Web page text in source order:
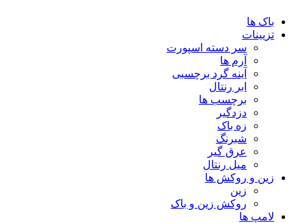
باک ها
تزیینات
سر دسته اسپورت
آرم ها
آینه گرد برچسبی
ابر رنتال
برچسب ها
دزدگیر
زه باک
شبرنگ
عرق گیر
میل رنتال
زین و روکش ها
زین
روکش زین و باک
لامپ ها